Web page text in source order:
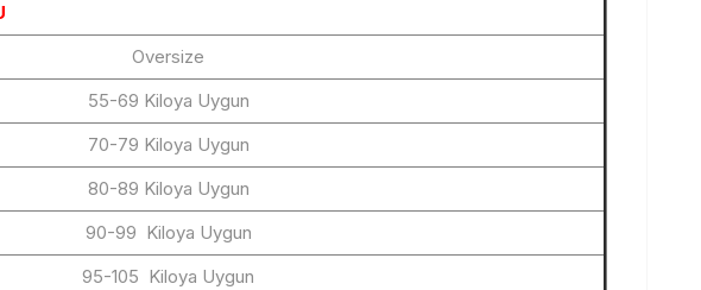
Oversize
55-69 Kiloya Uygun
70-79 Kiloya Uygun
80-89 Kiloya Uygun
90-99 Kiloya Uygun
95-105 Kiloya Uygun